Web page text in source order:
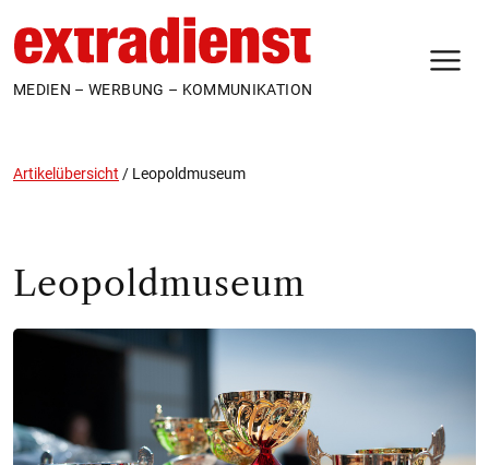
MEDIEN – WERBUNG – KOMMUNIKATION
Artikelübersicht / Leopoldmuseum
Leopoldmuseum